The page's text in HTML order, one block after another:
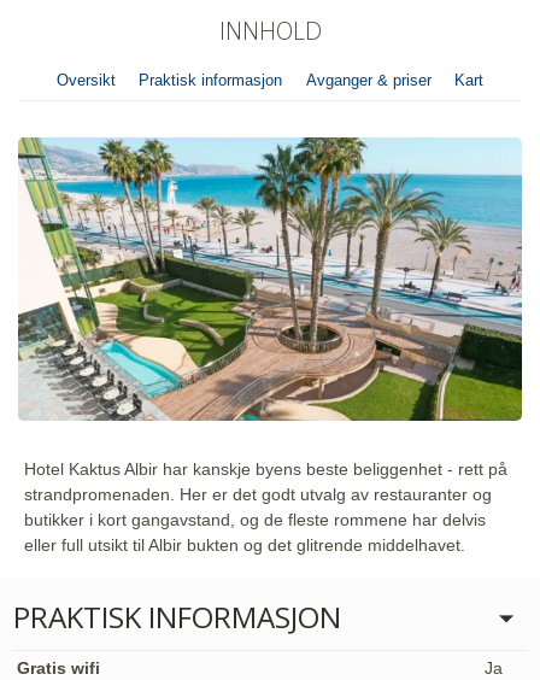
INNHOLD
Oversikt Praktisk informasjon Avganger & priser Kart
Hotel Kaktus Albir har kanskje byens beste beliggenhet - rett på
strandpromenaden. Her er det godt utvalg av restauranter og
butikker i kort gangavstand, og de fleste rommene har delvis
eller full utsikt til Albir bukten og det glitrende middelhavet.
PRAKTISK INFORMASJON
Gratis wifi
Ja